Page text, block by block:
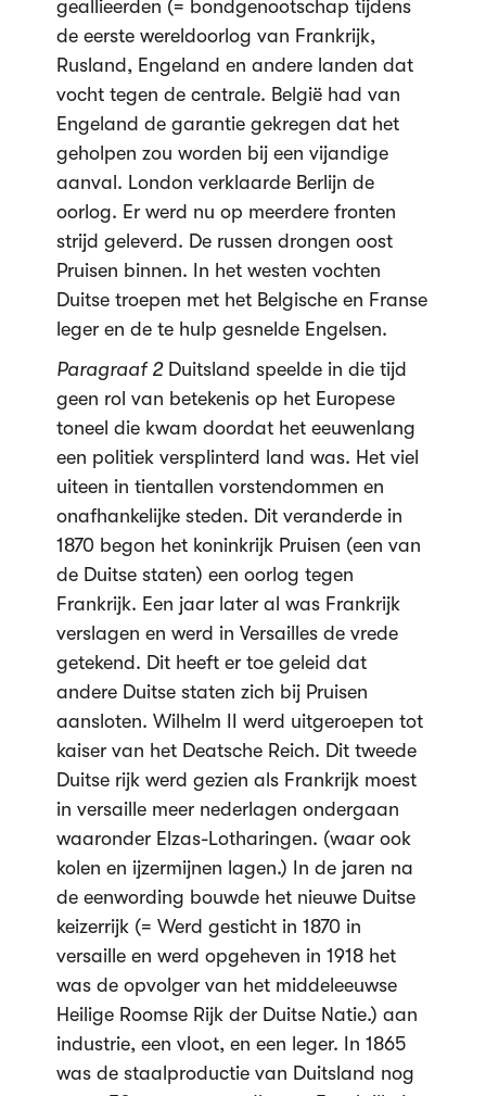
geallieerden (= bondgenootschap tijdens
de eerste wereldoorlog van Frankrijk,
Rusland, Engeland en andere landen dat
vocht tegen de centrale. België had van
Engeland de garantie gekregen dat het
geholpen zou worden bij een vijandige
aanval. London verklaarde Berlijn de
oorlog. Er werd nu op meerdere fronten
strijd geleverd. De russen drongen oost
Pruisen binnen. In het westen vochten
Duitse troepen met het Belgische en Franse
leger en de te hulp gesnelde Engelsen.
Paragraaf 2Duitsland speelde in die tijd
geen rol van betekenis op het Europese
toneel die kwam doordat het eeuwenlang
een politiek versplinterd land was. Het viel
uiteen in tientallen vorstendommen en
onafhankelijke steden. Dit veranderde in
1870 begon het koninkrijk Pruisen (een van
de Duitse staten) een oorlog tegen
Frankrijk. Een jaar later al was Frankrijk
verslagen en werd in Versailles de vrede
getekend. Dit heeft er toe geleid dat
andere Duitse staten zich bij Pruisen
aansloten. Wilhelm II werd uitgeroepen tot
kaiser van het Deatsche Reich. Dit tweede
Duitse rijk werd gezien als Frankrijk moest
in versaille meer nederlagen ondergaan
waaronder Elzas-Lotharingen. (waar ook
kolen en ijzermijnen lagen.) In de jaren na
de eenwording bouwde het nieuwe Duitse
keizerrijk (= Werd gesticht in 1870 in
versaille en werd opgeheven in 1918 het
was de opvolger van het middeleeuwse
Heilige Roomse Rijk der Duitse Natie.) aan
industrie, een vloot, en een leger. In 1865
was de staalproductie van Duitsland nog